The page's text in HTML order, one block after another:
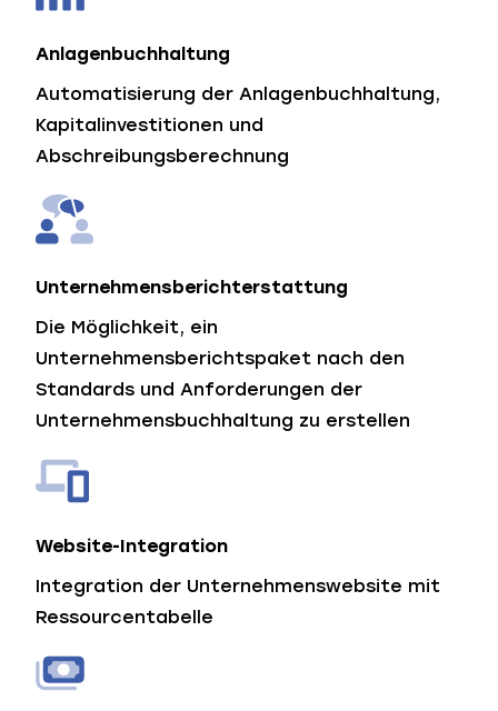
Anlagenbuchhaltung
Automatisierung der Anlagenbuchhaltung,
Kapitalinvestitionen und
Abschreibungsberechnung
Unternehmensberichterstattung
Die Möglichkeit, ein
Unternehmensberichtspaket nach den
Standards und Anforderungen der
Unternehmensbuchhaltung zu erstellen
Website-Integration
Integration der Unternehmenswebsite mit
Ressourcentabelle